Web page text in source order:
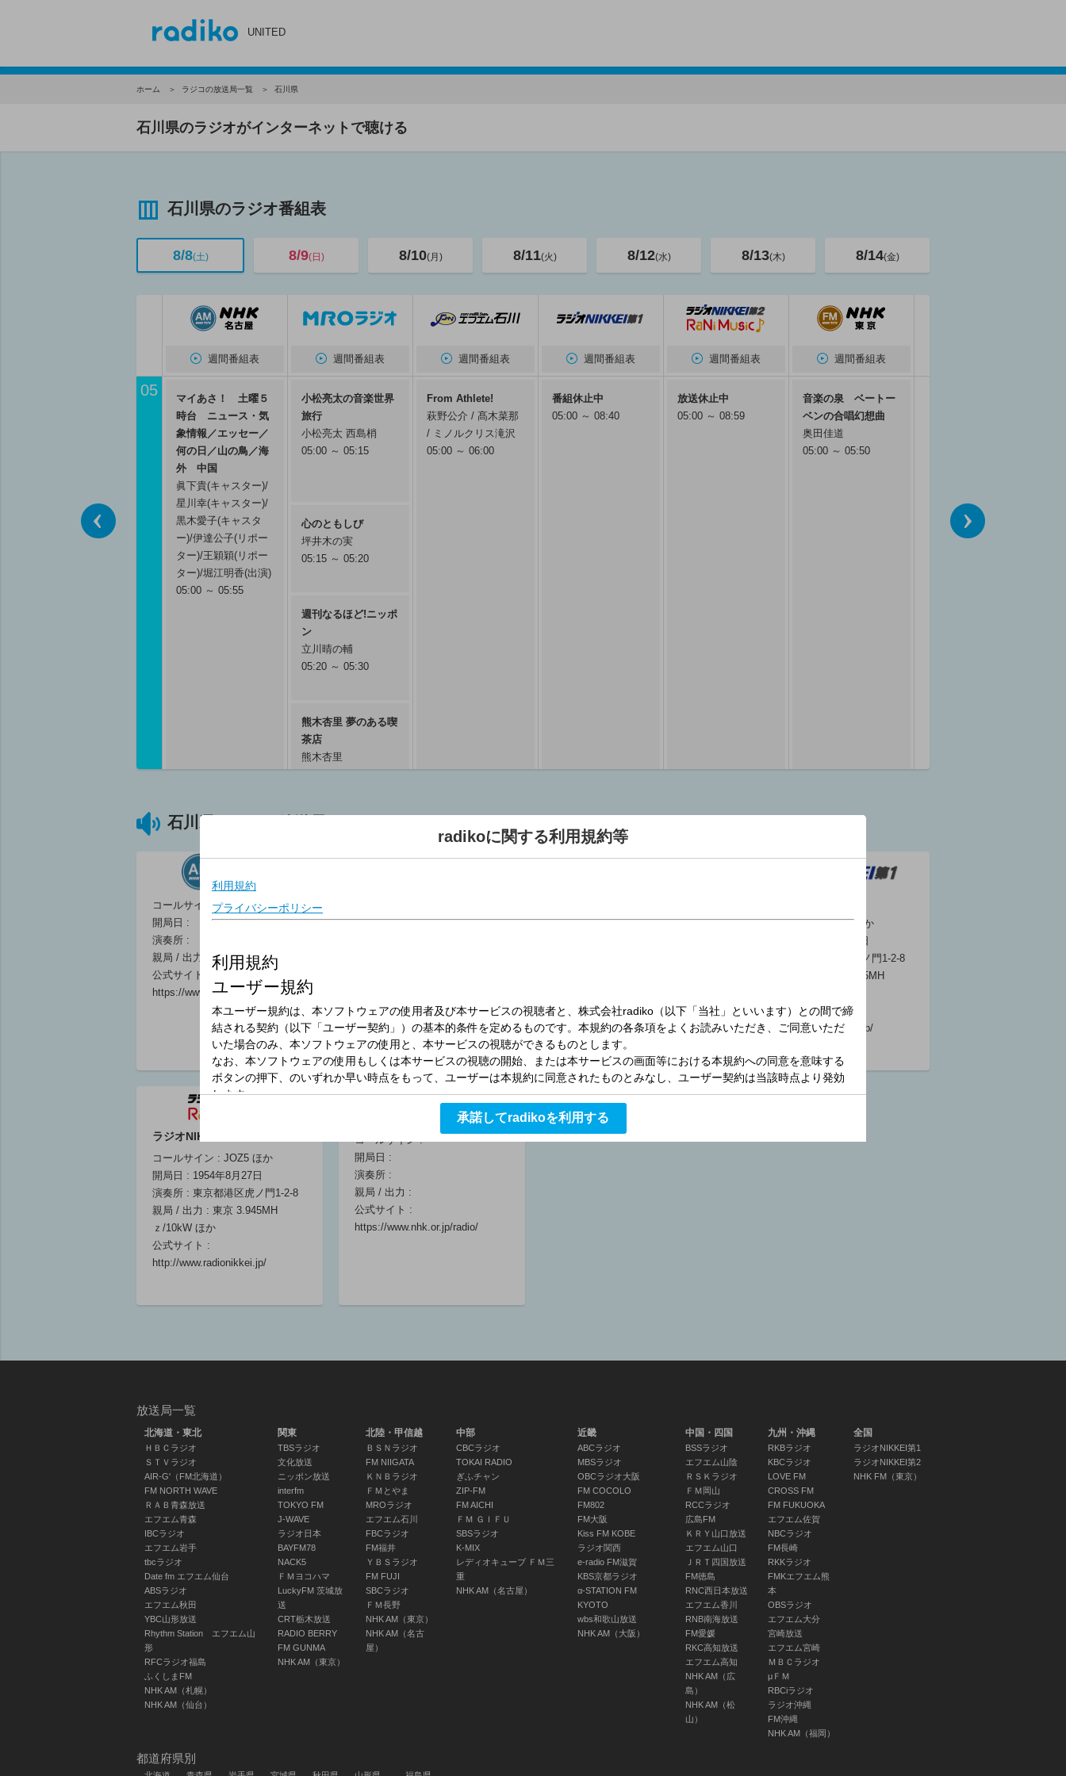
UNITED
ホーム ラジコの放送局一覧 石川県
石川県のラジオがインターネットで聴ける
石川県のラジオ番組表
8/8(土) 8/9(日) 8/10(月) 8/11(火) 8/12(水) 8/13(木) 8/14(金)
週間番組表 週間番組表 週間番組表 週間番組表 週間番組表 週間番組表
05
マイあさ！ 土曜５
時台 ニュース・気
象情報／エッセー／
何の日／山の鳥／海
外 中国
眞下貴(キャスター)/
星川幸(キャスター)/
黒木愛子(キャスタ
ー)/伊達公子(リポー
ター)/王穎穎(リポー
ター)/堀江明香(出演)
05:00 ～ 05:55
気象情報（東海・北
陸）
05:55 ～ 06:00
マイあさ！６時台前
半ニュース・気象情
報／素晴らしき２０
世紀ポップ／きょう
は何の日
眞下貴(キャスター)/
星川幸(キャスター)/
黒木愛子(キャスタ
ー)/サエキけんぞう
(出演)
06:00 ～ 06:25
06:25 ～ 06:30
ラジオ体操
鈴木大輔(出演)/幅し
げみ(出演)
06:30 ～ 06:40
マイあさ！６時台後
半ニュース／解剖学
者が語るエッセー
２０２６年 夏・私
の往生際
星川幸(キャスター)/
養老孟司(出演)
06:40 ～ 06:55
小松亮太の音楽世界
旅行
小松亮太 西島梢
05:00 ～ 05:15
心のともしび
坪井木の実
05:15 ～ 05:20
週刊なるほど!ニッポ
ン
立川晴の輔
05:20 ～ 05:30
熊木杏里 夢のある喫
茶店
熊木杏里
土曜朝6時 木梨の
会。
木梨憲武
From Athlete!
萩野公介 / 髙木菜那
/ ミノルクリス滝沢
05:00 ～ 06:00
From Athlete!
萩野公介 / 髙木菜那
/ ミノルクリス滝沢
06:00 ～ 07:30
番組休止中
05:00 ～ 08:40
放送休止中
05:00 ～ 08:59
音楽の泉 ベートー
ベンの合唱幻想曲
奥田佳道
05:00 ～ 05:50
05:50 ～ 05:55
気象情報（関東甲信
現代の音楽 現代音
楽１００年のレガシ
ー６６ コリリャー
ク・ド・カメロ」
石川県のラジオ放送局
コールサイン :
開局日 :
演奏所 :
親局 / 出力 :
公式サイト :
https://www.nhk.or.jp/radio/
コールサイン : JOMR
5kW 94.0MHz / 1kW
公式サイト :
https://www.mro.co.jp/radio/
コールサイン : JOHV-FM
1kW
公式サイト :https://hellofive.jp/
コールサイン : JOZ ほか
開局日 : 1954年8月27日
演奏所 : 東京都港区虎ノ門1-2-8
親局 / 出力 : 東京 3.925MH
公式サイト :
http://www.radionikkei.jp/
ラジオNIKKEI第2
コールサイン : JOZ5 ほか
開局日 : 1954年8月27日
演奏所 : 東京都港区虎ノ門1-2-8
親局 / 出力 : 東京 3.945MH
ｚ/10kW ほか
公式サイト :
http://www.radionikkei.jp/
コールサイン :
開局日 :
演奏所 :
親局 / 出力 :
公式サイト :
https://www.nhk.or.jp/radio/
放送局一覧
北海道・東北
ＨＢＣラジオ
ＳＴＶラジオ
AIR-G'（FM北海道）
FM NORTH WAVE
ＲＡＢ青森放送
エフエム青森
IBCラジオ
エフエム岩手
tbcラジオ
Date fm エフエム仙台
ABSラジオ
エフエム秋田
YBC山形放送
Rhythm Station エフエム山
形
RFCラジオ福島
ふくしまFM
NHK AM（札幌）
NHK AM（仙台）
関東
TBSラジオ
文化放送
ニッポン放送
interfm
TOKYO FM
J-WAVE
ラジオ日本
BAYFM78
NACK5
ＦＭヨコハマ
LuckyFM 茨城放
送
CRT栃木放送
RADIO BERRY
FM GUNMA
NHK AM（東京）
北陸・甲信越
ＢＳＮラジオ
FM NIIGATA
ＫＮＢラジオ
ＦＭとやま
MROラジオ
エフエム石川
FBCラジオ
FM福井
ＹＢＳラジオ
FM FUJI
SBCラジオ
ＦＭ長野
NHK AM（東京）
NHK AM（名古
屋）
中部
CBCラジオ
TOKAI RADIO
ぎふチャン
ZIP-FM
FM AICHI
ＦＭ ＧＩＦＵ
SBSラジオ
K-MIX
レディオキューブ ＦＭ三
重
NHK AM（名古屋）
近畿
ABCラジオ
MBSラジオ
OBCラジオ大阪
FM COCOLO
FM802
FM大阪
Kiss FM KOBE
ラジオ関西
e-radio FM滋賀
KBS京都ラジオ
α-STATION FM
KYOTO
wbs和歌山放送
NHK AM（大阪）
中国・四国
BSSラジオ
エフエム山陰
ＲＳＫラジオ
ＦＭ岡山
RCCラジオ
広島FM
ＫＲＹ山口放送
エフエム山口
ＪＲＴ四国放送
FM徳島
RNC西日本放送
エフエム香川
RNB南海放送
FM愛媛
RKC高知放送
エフエム高知
NHK AM（広
島）
NHK AM（松
山）
九州・沖縄
RKBラジオ
KBCラジオ
LOVE FM
CROSS FM
FM FUKUOKA
エフエム佐賀
NBCラジオ
FM長崎
RKKラジオ
FMKエフエム熊
本
OBSラジオ
エフエム大分
宮崎放送
エフエム宮崎
ＭＢＣラジオ
μＦＭ
RBCiラジオ
ラジオ沖縄
FM沖縄
NHK AM（福岡）
全国
ラジオNIKKEI第1
ラジオNIKKEI第2
NHK FM（東京）
都道府県別
radikoに関する利用規約等
承諾してradikoを利用する